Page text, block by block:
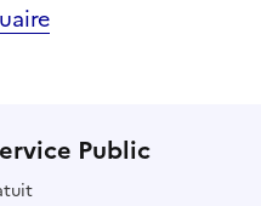
Public